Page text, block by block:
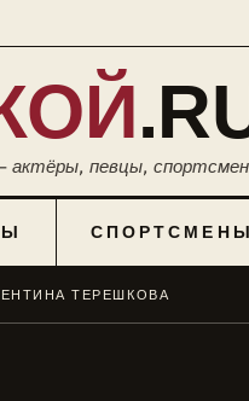
актёры, певцы,
СПОРТСМЕНЫ
ТЕРЕШКОВА